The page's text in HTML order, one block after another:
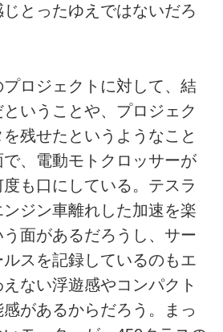
とったゆえではないだろ
ロジェクトに対して、結
いうことや、プロジェク
を残せたというようなこと
、電動モトクロッサーが
も口にしている。テスラ
ジン車離れした加速を楽
面があるだろうし、サー
スを記録しているのもエ
ない浮遊感やコンパクト
があるからだろう。まっ